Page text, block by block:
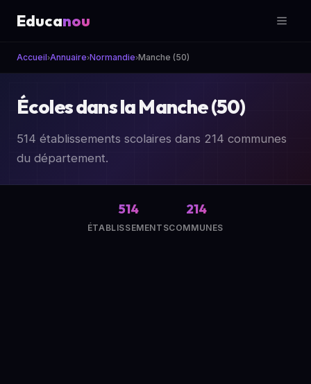
Educanou
Accueil›Annuaire›Normandie›Manche (50)
Écoles dans la Manche (50)
514 établissements scolaires dans 214 communes
du département.
514
ÉTABLISSEMENTS
214
COMMUNES